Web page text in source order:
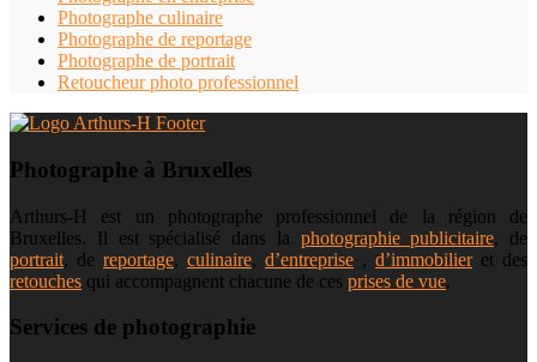
Photographe culinaire
Photographe de reportage
Photographe de portrait
Retoucheur photo professionnel
Photographe à Bruxelles
Arthurs-H est un photographe professionnel de la région de
Bruxelles. Il est spécialisé dans la photographie publicitaire, de
portrait, de reportage, culinaire, d’entreprise , d’immobilieret des
retouches qui accompagnent chacune de ces prises de vue.
Services de photographie